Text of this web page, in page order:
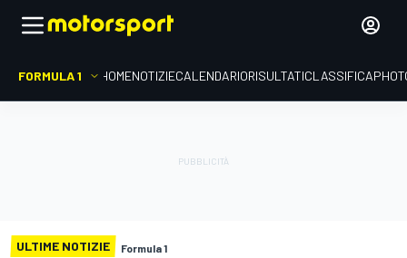
FORMULA 1 HOMENOTIZIECALENDARIORISULTATICLASSIFICA
ULTIME NOTIZIE Formula 1